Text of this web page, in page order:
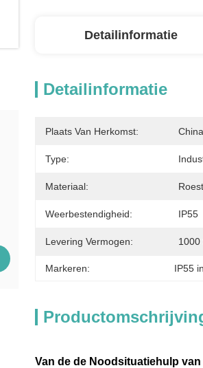
Detailinformatie
Detailinformatie
Plaats Van Herkomst: China
Type:
Materiaal:
Weerbestendigheid: IP55
Levering Vermogen: 1000
Markeren: IP55
Van de de Noodsituatiehulp